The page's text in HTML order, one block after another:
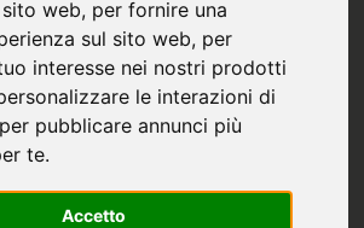
web, per fornire una
sul sito web, per
interesse nei nostri prodotti
le interazioni di
per pubblicare annunci più
te.
Accetto